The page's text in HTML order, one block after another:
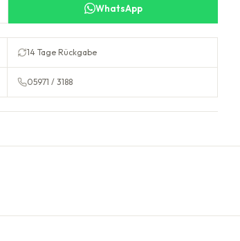
WhatsApp
14 Tage Rückgabe
05971 / 3188